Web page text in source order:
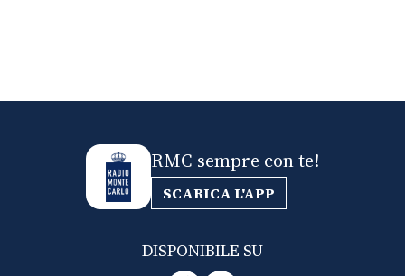
RMC sempre con te!
SCARICA L'APP
DISPONIBILE SU